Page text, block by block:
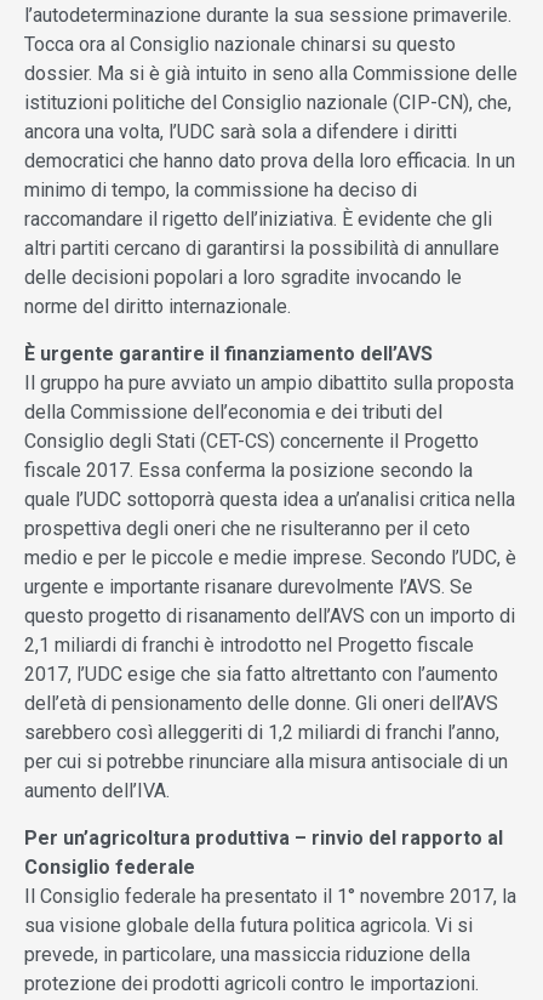
l’autodeterminazione durante la sua sessione primaverile.
Tocca ora al Consiglio nazionale chinarsi su questo
dossier. Ma si è già intuito in seno alla Commissione delle
istituzioni politiche del Consiglio nazionale (CIP-CN), che,
ancora una volta, l’UDC sarà sola a difendere i diritti
democratici che hanno dato prova della loro efficacia. In un
minimo di tempo, la commissione ha deciso di
raccomandare il rigetto dell’iniziativa. È evidente che gli
altri partiti cercano di garantirsi la possibilità di annullare
delle decisioni popolari a loro sgradite invocando le
norme del diritto internazionale.
È urgente garantire il finanziamento dell’AVS
Il gruppo ha pure avviato un ampio dibattito sulla proposta
della Commissione dell’economia e dei tributi del
Consiglio degli Stati (CET-CS) concernente il Progetto
fiscale 2017. Essa conferma la posizione secondo la
quale l’UDC sottoporrà questa idea a un’analisi critica nella
prospettiva degli oneri che ne risulteranno per il ceto
medio e per le piccole e medie imprese. Secondo l’UDC, è
urgente e importante risanare durevolmente l’AVS. Se
questo progetto di risanamento dell’AVS con un importo di
2,1 miliardi di franchi è introdotto nel Progetto fiscale
2017, l’UDC esige che sia fatto altrettanto con l’aumento
dell’età di pensionamento delle donne. Gli oneri dell’AVS
sarebbero così alleggeriti di 1,2 miliardi di franchi l’anno,
per cui si potrebbe rinunciare alla misura antisociale di un
aumento dell’IVA.
Per un’agricoltura produttiva – rinvio del rapporto al
Consiglio federale
Il Consiglio federale ha presentato il 1° novembre 2017, la
sua visione globale della futura politica agricola. Vi si
prevede, in particolare, una massiccia riduzione della
protezione dei prodotti agricoli contro le importazioni.